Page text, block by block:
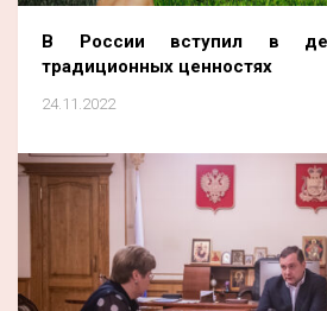
В России вступил в
традиционных ценностях
24.11.2022